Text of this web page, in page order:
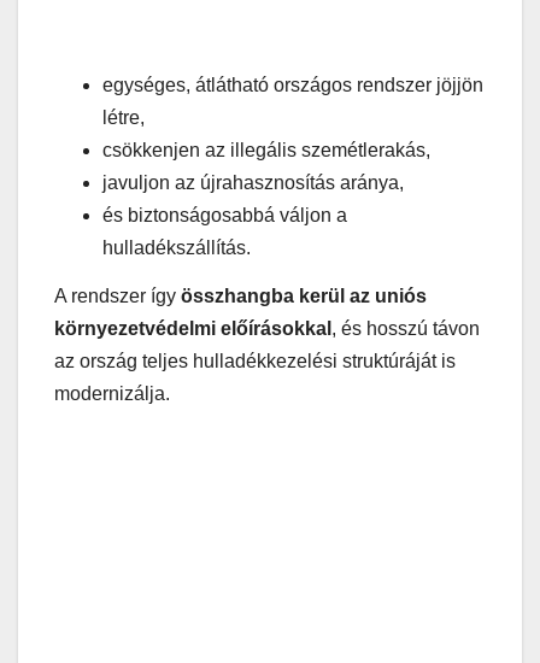
egységes, átlátható országos rendszer jöjjön
létre,
csökkenjen az illegális szemétlerakás,
javuljon az újrahasznosítás aránya,
és biztonságosabbá váljon a
hulladékszállítás.
A rendszer így összhangba kerül az uniós
környezetvédelmi előírásokkal , és hosszú távon
az ország teljes hulladékkezelési struktúráját is
modernizálja.